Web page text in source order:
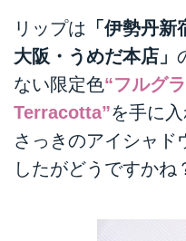
リップは 「伊勢丹新
大阪・うめだ本店」
ない限定色“フルグ
Terracotta”を手に入
さっきのアイシャド
したがどうですかね